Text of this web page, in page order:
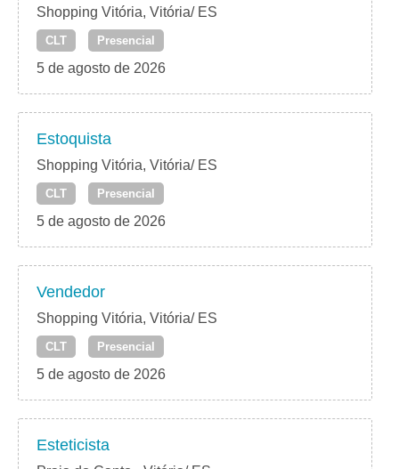
Shopping Vitória, Vitória/ ES
CLT Presencial
5 de agosto de 2026
Estoquista
Shopping Vitória, Vitória/ ES
CLT Presencial
5 de agosto de 2026
Vendedor
Shopping Vitória, Vitória/ ES
CLT Presencial
5 de agosto de 2026
Esteticista